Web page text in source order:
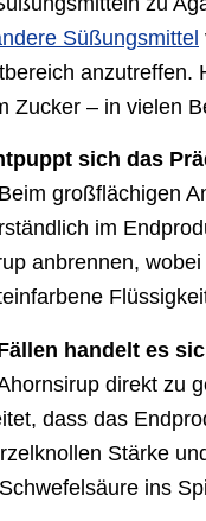
Süßungsmittel
Zucker – in vielen
sich das
Beim großflächigen
im
anbrennen,
handelt es
direkt zu
dass das
Stärke
ins